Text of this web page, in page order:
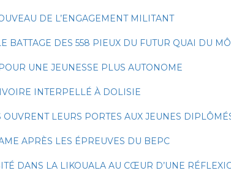
DE L’ENGAGEMENT MILITANT
BATTAGE DES 558 PIEUX DU FUTUR QUAI DU
UNE JEUNESSE PLUS AUTONOME
INTERPELLÉ À DOLISIE
LEURS PORTES AUX JEUNES
APRÈS LES ÉPREUVES DU BEPC
DANS LA LIKOUALA AU CŒUR D’UNE